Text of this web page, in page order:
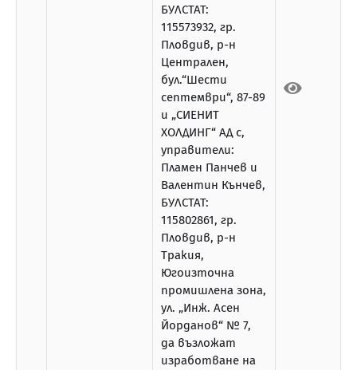
БУЛСТАТ:
115573932, гр.
Пловдив, р-н
Централен,
бул.“Шести
септември“, 87-89
и „СИЕНИТ
ХОЛДИНГ“ АД с,
управители:
Пламен Панчев и
Валентин Кънчев,
БУЛСТАТ:
115802861, гр.
Пловдив, р-н
Тракия,
Югоизточна
промишлена зона,
ул. „Инж. Асен
Йорданов“ № 7,
да възложат
изработване на